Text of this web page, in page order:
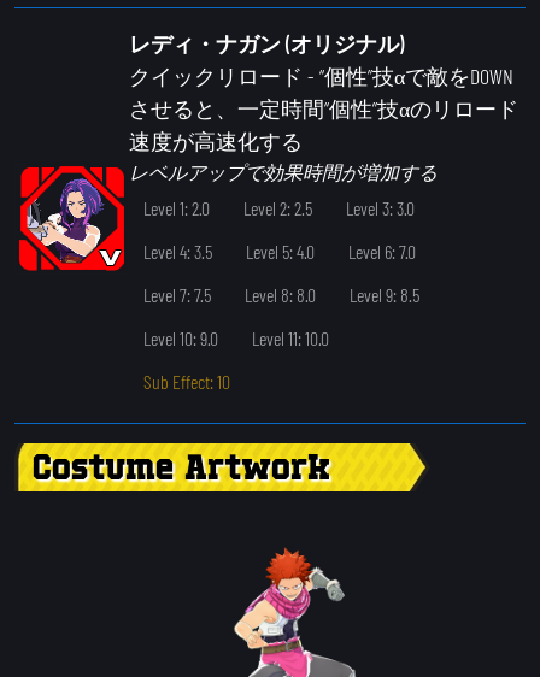
レディ・ナガン (オリジナル)
クイックリロード - “個性”技αで敵をDOWN
させると、一定時間“個性”技αのリロード
速度が高速化する
レベルアップで効果時間が増加する
Level 1: 2.0
Level 2: 2.5
Level 3: 3.0
Level 4: 3.5
Level 5: 4.0
Level 6: 7.0
Level 7: 7.5
Level 8: 8.0
Level 9: 8.5
Level 10: 9.0
Level 11: 10.0
Sub Effect: 10
Costume Artwork